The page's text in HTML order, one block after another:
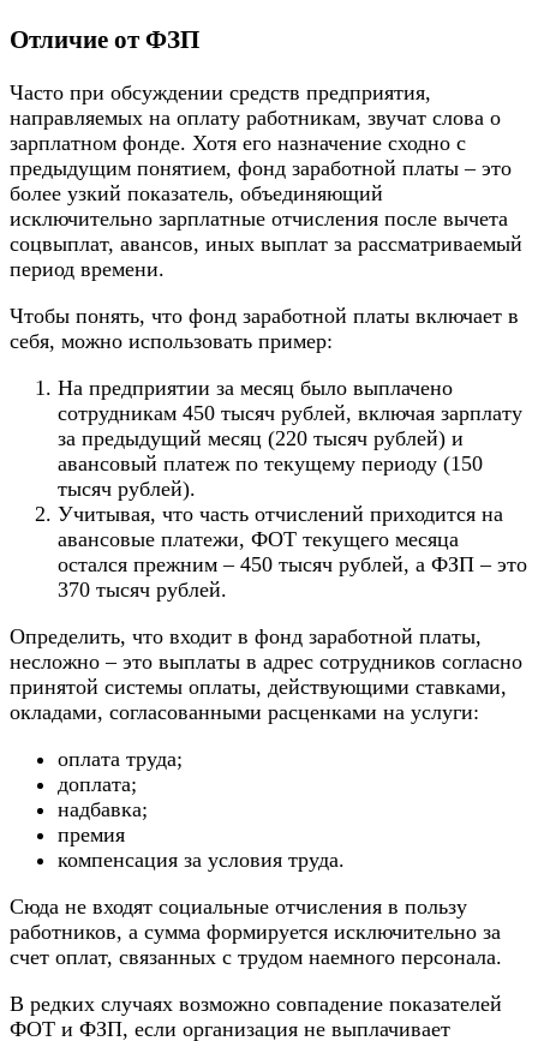
Отличие от ФЗП
Часто при обсуждении средств предприятия,
направляемых на оплату работникам, звучат слова о
зарплатном фонде. Хотя его назначение сходно с
предыдущим понятием, фонд заработной платы – это
более узкий показатель, объединяющий
исключительно зарплатные отчисления после вычета
соцвыплат, авансов, иных выплат за рассматриваемый
период времени.
Чтобы понять, что фонд заработной платы включает в
себя, можно использовать пример:
На предприятии за месяц было выплачено
сотрудникам 450 тысяч рублей, включая зарплату
за предыдущий месяц (220 тысяч рублей) и
авансовый платеж по текущему периоду (150
тысяч рублей).
Учитывая, что часть отчислений приходится на
авансовые платежи, ФОТ текущего месяца
остался прежним – 450 тысяч рублей, а ФЗП – это
370 тысяч рублей.
Определить, что входит в фонд заработной платы,
несложно – это выплаты в адрес сотрудников согласно
принятой системы оплаты, действующими ставками,
окладами, согласованными расценками на услуги:
оплата труда;
доплата;
надбавка;
премия
компенсация за условия труда.
Сюда не входят социальные отчисления в пользу
работников, а сумма формируется исключительно за
счет оплат, связанных с трудом наемного персонала.
В редких случаях возможно совпадение показателей
ФОТ и ФЗП, если организация не выплачивает